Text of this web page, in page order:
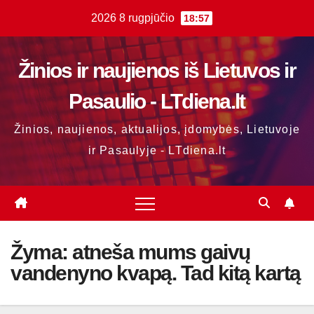
content
2026 8 rugpjūčio 18:57
Žinios ir naujienos iš Lietuvos ir
Pasaulio - LTdiena.lt
Žinios, naujienos, aktualijos, įdomybės, Lietuvoje
ir Pasaulyje - LTdiena.lt
Žyma: atneša mums gaivų
vandenyno kvapą. Tad kitą kartą